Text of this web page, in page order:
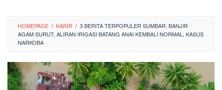
HOMEPAGE / KARIR / 3 BERITA TERPOPULER SUMBAR: BANJIR
AGAM SURUT, ALIRAN IRIGASI BATANG ANAI KEMBALI NORMAL, KASUS
NARKOBA